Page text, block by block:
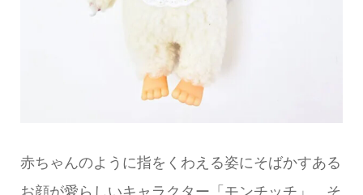
赤ちゃんのように指をくわえる姿にそばかすある